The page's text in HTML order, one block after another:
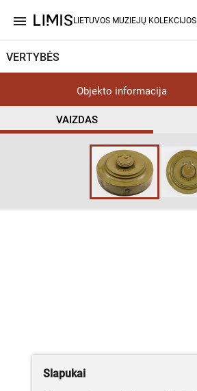
menu LIETUVOS MUZIEJŲ KOLEKCIJOS
VERTYBĖS
Objekto informacija
VAIZDASNoC-NC
Slapukai